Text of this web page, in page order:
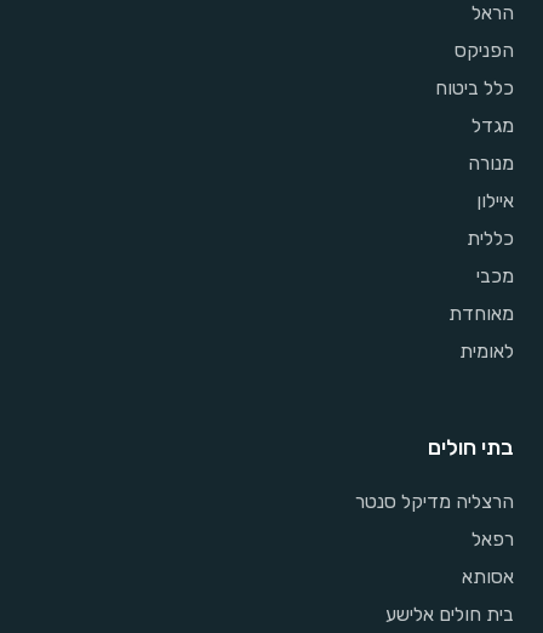
הראל
הפניקס
כלל ביטוח
מגדל
מנורה
איילון
כללית
מכבי
מאוחדת
לאומית
בתי חולים
הרצליה מדיקל סנטר
רפאל
אסותא
בית חולים אלישע